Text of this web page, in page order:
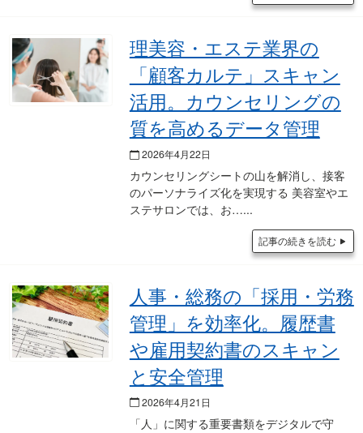
理美容・エステ業界の
「顧客カルテ」スキャン
活用。カウンセリングの
質を高めるデータ管理
2026年4月22日
カウンセリングシートの山を解消し、接客
のパーソナライズ化を実現する 美容室やエ
ステサロンでは、お…
記事の続きを読む
人事・総務の「採用・労務
管理」を効率化。履歴書
や雇用契約書のスキャン
と安全管理
2026年4月21日
「人」に関する重要書類をデジタルで守